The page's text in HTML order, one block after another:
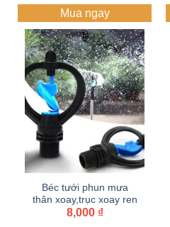
từ
đến
3,000 ₫
Mua ngay
Béc tưới phun mưa
thân xoay,trục xoay ren
ngoài 21 | Béc cánh
8,000 ₫